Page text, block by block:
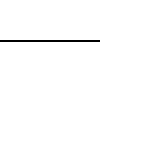
розы. Тогда как